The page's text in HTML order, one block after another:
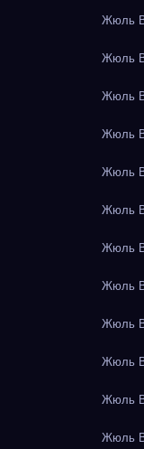
Жюль
Жюль
Жюль
Жюль
Жюль
Жюль
Жюль
Жюль
Жюль
Жюль
Жюль
Жюль